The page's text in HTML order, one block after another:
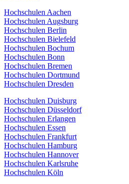
Hochschulen Aachen
Hochschulen Augsburg
Hochschulen Berlin
Hochschulen Bielefeld
Hochschulen Bochum
Hochschulen Bonn
Hochschulen Bremen
Hochschulen Dortmund
Hochschulen Dresden
Hochschulen Duisburg
Hochschulen Düsseldorf
Hochschulen Erlangen
Hochschulen Essen
Hochschulen Frankfurt
Hochschulen Hamburg
Hochschulen Hannover
Hochschulen Karlsruhe
Hochschulen Köln